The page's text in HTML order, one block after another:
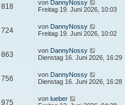
818 von DannyNossy
Freitag 19. Juni 2026, 10:03
724 von DannyNossy
Freitag 19. Juni 2026, 10:02
863 von DannyNossy
Dienstag 16. Juni 2026, 16:29
756 von DannyNossy
Dienstag 16. Juni 2026, 16:28
975 von lueber